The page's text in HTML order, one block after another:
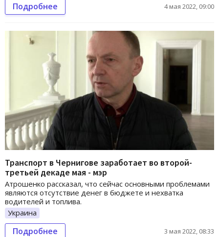
Подробнее 4 мая 2022, 09:00
Транспорт в Чернигове заработает во второй-
третьей декаде мая - мэр
Атрошенко рассказал, что сейчас основными проблемами
являются отсутствие денег в бюджете и нехватка
водителей и топлива.
Украина
Подробнее 3 мая 2022, 08:33